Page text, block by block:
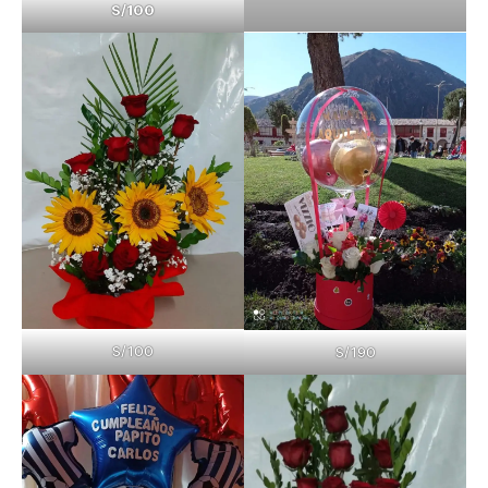
S/100
S/100 S/190